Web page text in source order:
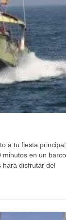
a tu fiesta principal
minutos en un barco
hará disfrutar del